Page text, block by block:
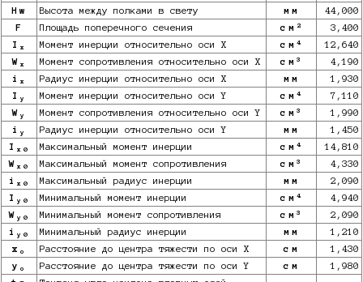
Hw Высота между полками в свету мм
44,000
F
Площадь поперечного сечения см 2
3,400
I x Момент инерции относительно оси X см 4
12,640
W x Момент сопротивления относительно оси X см 3
4,190
i x Радиус инерции относительно оси X мм
1,930
I y Момент инерции относительно оси Y см 4
7,110
W y Момент сопротивления относительно оси Y см 3
1,990
i y Радиус инерции относительно оси Y мм
1,450
I x0 Максимальный момент инерции см 4
14,810
W x0 Максимальный момент сопротивления см 3
4,330
i x0 Максимальный радиус инерции мм
2,090
I y0 Минимальный момент инерции см 4
4,940
W y0 Минимальный момент сопротивления см 3
2,090
i y0 Минимальный радиус инерции мм
1,210
x o Расстояние до центра тяжести по оси X см
1,430
y o Расстояние до центра тяжести по оси Y см
1,980